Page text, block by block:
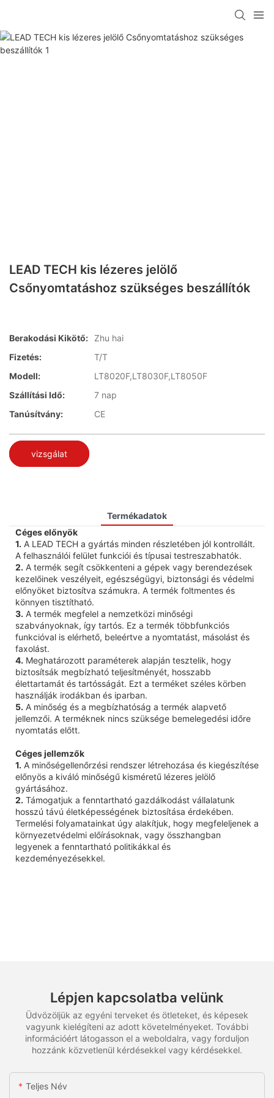
LEAD TECH kis lézeres jelölő
Csőnyomtatáshoz szükséges beszállítók
Berakodási Kikötő:
Zhu hai
Fizetés:
T/T
Modell:
LT8020F,LT8030F,LT8050F
Szállítási Idő:
7 nap
Tanúsítvány:
CE
vizsgálat
Termékadatok
Céges előnyök
1. A LEAD TECH a gyártás minden részletében jól kontrollált.
A felhasználói felület funkciói és típusai testreszabhatók.
2. A termék segít csökkenteni a gépek vagy berendezések
kezelőinek veszélyeit, egészségügyi, biztonsági és védelmi
előnyöket biztosítva számukra. A termék foltmentes és
könnyen tisztítható.
3. A termék megfelel a nemzetközi minőségi
szabványoknak, így tartós. Ez a termék többfunkciós
funkcióval is elérhető, beleértve a nyomtatást, másolást és
faxolást.
4. Meghatározott paraméterek alapján tesztelik, hogy
biztosítsák megbízható teljesítményét, hosszabb
élettartamát és tartósságát. Ezt a terméket széles körben
használják irodákban és iparban.
5. A minőség és a megbízhatóság a termék alapvető
jellemzői. A terméknek nincs szüksége bemelegedési időre
nyomtatás előtt.
Céges jellemzők
1. A minőségellenőrzési rendszer létrehozása és kiegészítése
előnyös a kiváló minőségű kisméretű lézeres jelölő
gyártásához.
2. Támogatjuk a fenntartható gazdálkodást vállalatunk
hosszú távú életképességének biztosítása érdekében.
Termelési folyamatainkat úgy alakítjuk, hogy megfeleljenek a
környezetvédelmi előírásoknak, vagy összhangban
legyenek a fenntartható politikákkal és
kezdeményezésekkel.
Lépjen kapcsolatba velünk
Üdvözöljük az egyéni terveket és ötleteket, és képesek
vagyunk kielégíteni az adott követelményeket. További
információért látogasson el a weboldalra, vagy forduljon
hozzánk közvetlenül kérdésekkel vagy kérdésekkel.
Teljes Név